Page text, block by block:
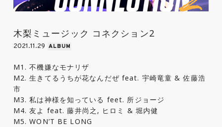
木梨ミュージック コネクション2
2021.11.29 ALBUM
M1. 不機嫌なモナリザ
M2. 生きてるうちが花なんだぜ feat. 宇崎竜童 & 佐藤浩
市
M3. 私は神様を知っている feet. 所ジョージ
M4. 友よ feat. 藤井尚之, ヒロミ & 堀内健
M5. WON’T BE LONG